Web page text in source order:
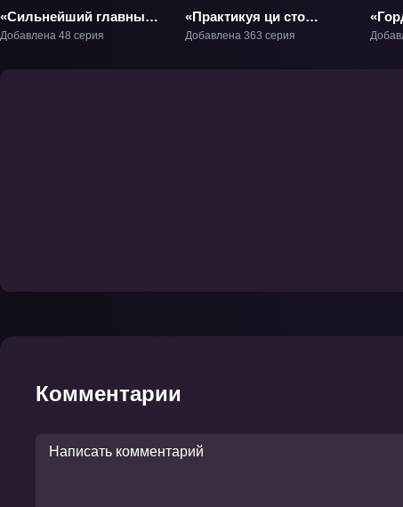
«Сильнейший главный
герой в истории» ТВ-1
Добавлена 48 серия
«Практикуя ци сто
тысяч лет» ТВ-1
Добавлена 363 серия
Комментарии